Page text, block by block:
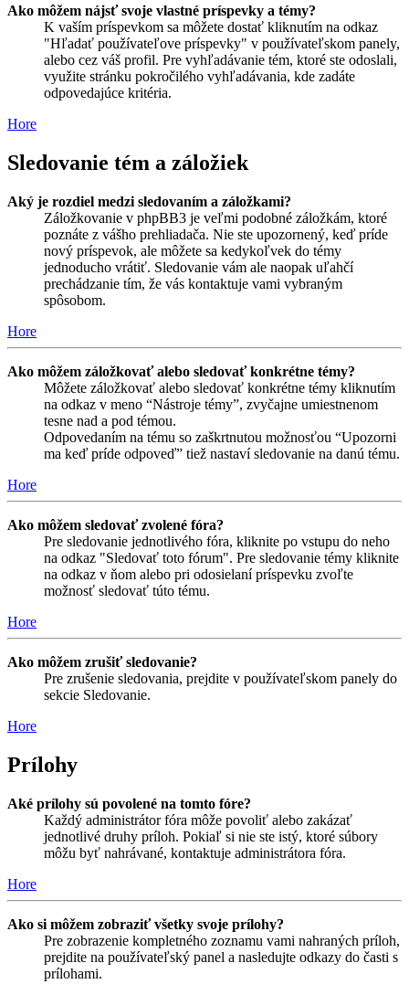
Ako môžem nájsť svoje vlastné príspevky a témy?
K vaším príspevkom sa môžete dostať kliknutím na odkaz
"Hľadať používateľove príspevky" v používateľskom panely,
alebo cez váš profil. Pre vyhľadávanie tém, ktoré ste odoslali,
využite stránku pokročilého vyhľadávania, kde zadáte
odpovedajúce kritéria.
Hore
Sledovanie tém a záložiek
Aký je rozdiel medzi sledovaním a záložkami?
Záložkovanie v phpBB3 je veľmi podobné záložkám, ktoré
poznáte z vášho prehliadača. Nie ste upozornený, keď príde
nový príspevok, ale môžete sa kedykoľvek do témy
jednoducho vrátiť. Sledovanie vám ale naopak uľahčí
prechádzanie tím, že vás kontaktuje vami vybraným
spôsobom.
Hore
Ako môžem záložkovať alebo sledovať konkrétne témy?
Môžete záložkovať alebo sledovať konkrétne témy kliknutím
na odkaz v meno “Nástroje témy”, zvyčajne umiestnenom
tesne nad a pod témou.
Odpovedaním na tému so zaškrtnutou možnosťou “Upozorni
ma keď príde odpoveď” tiež nastaví sledovanie na danú tému.
Hore
Ako môžem sledovať zvolené fóra?
Pre sledovanie jednotlivého fóra, kliknite po vstupu do neho
na odkaz "Sledovať toto fórum". Pre sledovanie témy kliknite
na odkaz v ňom alebo pri odosielaní príspevku zvoľte
možnosť sledovať túto tému.
Hore
Ako môžem zrušiť sledovanie?
Pre zrušenie sledovania, prejdite v používateľskom panely do
sekcie Sledovanie.
Hore
Prílohy
Aké prílohy sú povolené na tomto fóre?
Každý administrátor fóra môže povoliť alebo zakázať
jednotlivé druhy príloh. Pokiaľ si nie ste istý, ktoré súbory
môžu byť nahrávané, kontaktuje administrátora fóra.
Hore
Ako si môžem zobraziť všetky svoje prílohy?
Pre zobrazenie kompletného zoznamu vami nahraných príloh,
prejdite na používateľský panel a nasledujte odkazy do časti s
prílohami.